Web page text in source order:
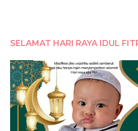
SELAMAT HARI RAYA IDUL